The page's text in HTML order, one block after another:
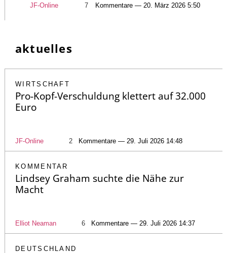
JF-Online 7 Kommentare — 20. März 2026 5:50
aktuelles
WIRTSCHAFT
Pro-Kopf-Verschuldung klettert auf 32.000
Euro
JF-Online 2 Kommentare — 29. Juli 2026 14:48
KOMMENTAR
Lindsey Graham suchte die Nähe zur
Macht
Elliot Neaman 6 Kommentare — 29. Juli 2026 14:37
DEUTSCHLAND